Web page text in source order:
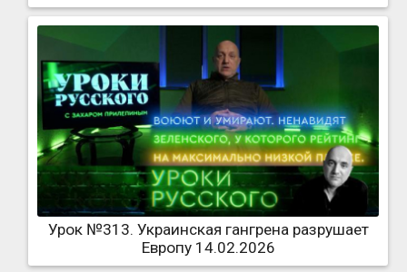
Урок №313. Украинская гангрена разрушает
Европу 14.02.2026